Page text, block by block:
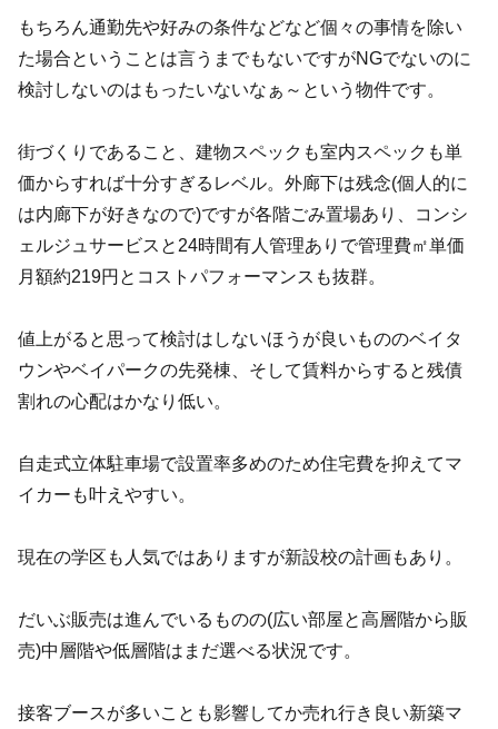
もちろん通勤先や好みの条件などなど個々の事情を除い
た場合ということは言うまでもないですがNGでないのに
検討しないのはもったいないなぁ～という物件です。
街づくりであること、建物スペックも室内スペックも単
価からすれば十分すぎるレベル。外廊下は残念(個人的に
は内廊下が好きなので)ですが各階ごみ置場あり、コンシ
ェルジュサービスと24時間有人管理ありで管理費㎡単価
月額約219円とコストパフォーマンスも抜群。
値上がると思って検討はしないほうが良いもののベイタ
ウンやベイパークの先発棟、そして賃料からすると残債
割れの心配はかなり低い。
自走式立体駐車場で設置率多めのため住宅費を抑えてマ
イカーも叶えやすい。
現在の学区も人気ではありますが新設校の計画もあり。
だいぶ販売は進んでいるものの(広い部屋と高層階から販
売)中層階や低層階はまだ選べる状況です。
接客ブースが多いことも影響してか売れ行き良い新築マ